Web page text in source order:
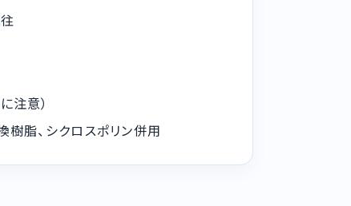
注意）
樹脂、シクロスポリン併用